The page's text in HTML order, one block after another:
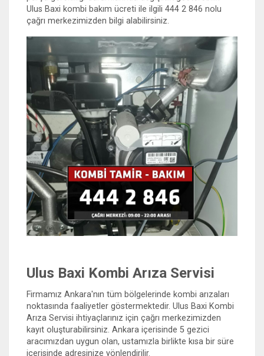
Ulus Baxi kombi bakım ücreti ile ilgili 444 2 846 nolu
çağrı merkezimizden bilgi alabilirsiniz.
Ulus Baxi Kombi Arıza Servisi
Firmamız Ankara'nın tüm bölgelerinde kombi arızaları
noktasında faaliyetler göstermektedir. Ulus Baxi Kombi
Arıza Servisi ihtiyaçlarınız için çağrı merkezimizden
kayıt oluşturabilirsiniz. Ankara içerisinde 5 gezici
aracımızdan uygun olan, ustamızla birlikte kısa bir süre
içerisinde adresinize yönlendirilir.